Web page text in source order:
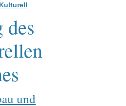
Kulturell
des
und